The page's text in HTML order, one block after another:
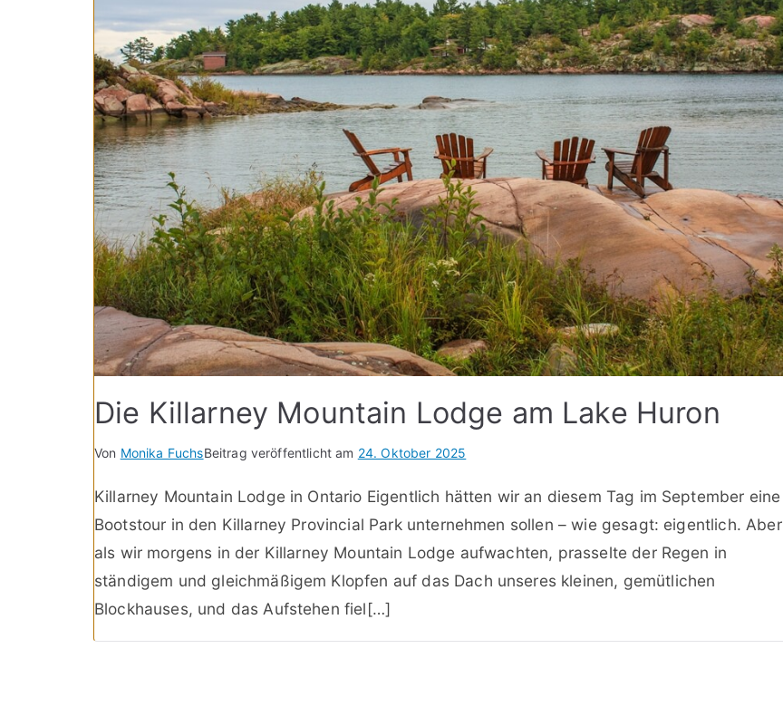
Die Killarney Mountain Lodge am Lake Huron
Von Monika FuchsBeitrag veröffentlicht am 24. Oktober 2025
Killarney Mountain Lodge in Ontario Eigentlich hätten wir an diesem Tag im September eine
Bootstour in den Killarney Provincial Park unternehmen sollen – wie gesagt: eigentlich. Aber
als wir morgens in der Killarney Mountain Lodge aufwachten, prasselte der Regen in
ständigem und gleichmäßigem Klopfen auf das Dach unseres kleinen, gemütlichen
Blockhauses, und das Aufstehen fiel[…]